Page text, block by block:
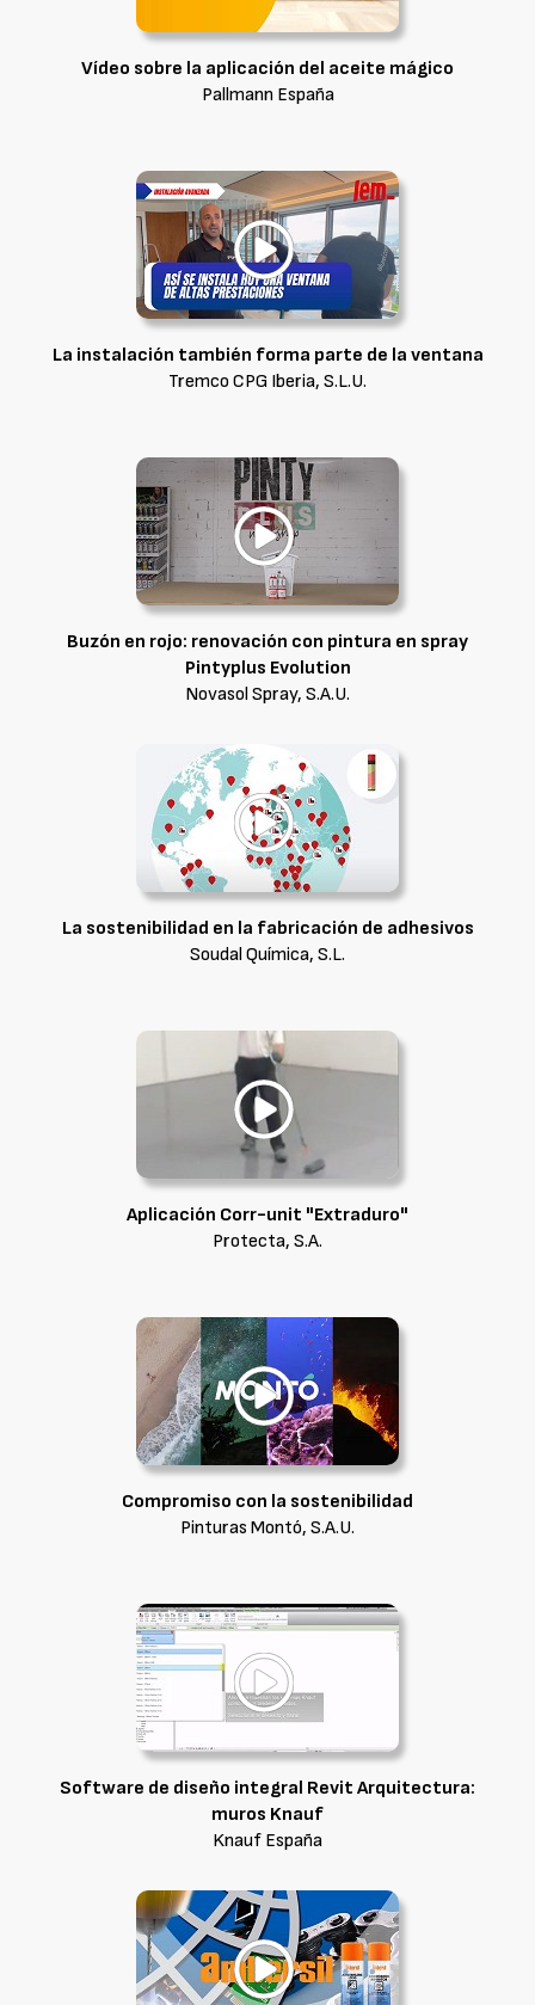
Vídeo sobre la aplicación del aceite mágico
Pallmann España
La instalación también forma parte de la ventana
Tremco CPG Iberia, S.L.U.
Buzón en rojo: renovación con pintura en spray
Pintyplus Evolution
Novasol Spray, S.A.U.
La sostenibilidad en la fabricación de adhesivos
Soudal Química, S.L.
Aplicación Corr-unit "Extraduro"
Protecta, S.A.
Compromiso con la sostenibilidad
Pinturas Montó, S.A.U.
Software de diseño integral Revit Arquitectura:
muros Knauf
Knauf España